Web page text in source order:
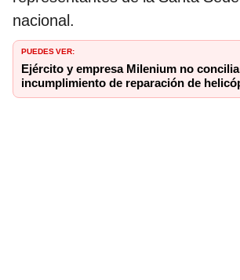
nacional.
PUEDES VER:
Ejército y empresa Milenium no
incumplimiento de reparación de